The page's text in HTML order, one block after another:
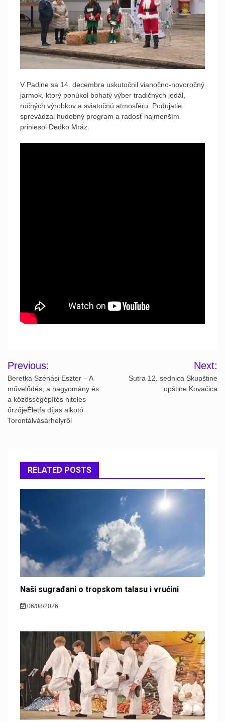
V Padine sa 14. decembra uskutočnil vianočno-novoročný
jarmok, ktorý ponúkol bohatý výber tradičných jedál,
ručných výrobkov a sviatočnú atmosféru. Podujatie
sprevádzal hudobný program a radosť najmenším
priniesol Dedko Mráz.
Post
navigation
Previous:
Beretka Szénási Eszter – A
művelődés, a hagyomány és
a közösségépítés hiteles
őrzőjeÉletfa díjas alkotó
Torontálvásárhelyről
Next:
Sutra 12. sednica Skupštine
opštine Kovačica
RELATED POSTS
Naši sugrađani o tropskom talasu i vrućini
06/08/2026